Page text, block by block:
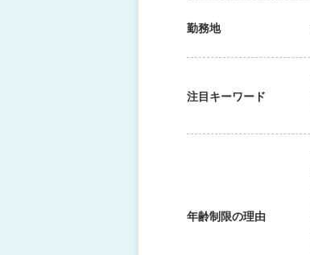
勤務地
注目キーワード
年齢制限の理由